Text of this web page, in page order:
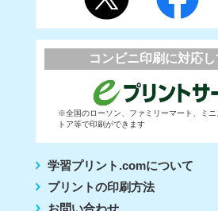
コンビニ印刷に対応
※全国のローソン、ファミリーマート、ミニ
トア等で印刷ができます
学習プリント.comについて
プリントの印刷方法